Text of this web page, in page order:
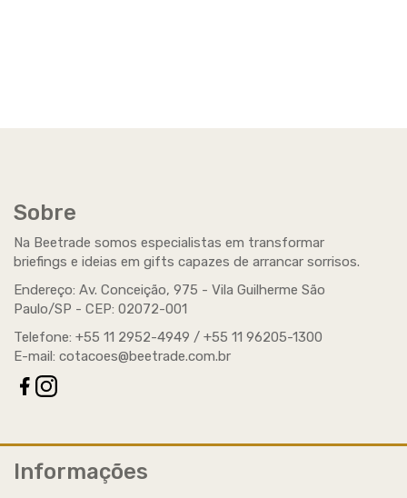
Sobre
Na Beetrade somos especialistas em transformar
briefings e ideias em gifts capazes de arrancar sorrisos.
Endereço: Av. Conceição, 975 - Vila Guilherme São
Paulo/SP - CEP: 02072-001
Telefone: +55 11 2952-4949 / +55 11 96205-1300
E-mail: cotacoes@beetrade.com.br
Informações